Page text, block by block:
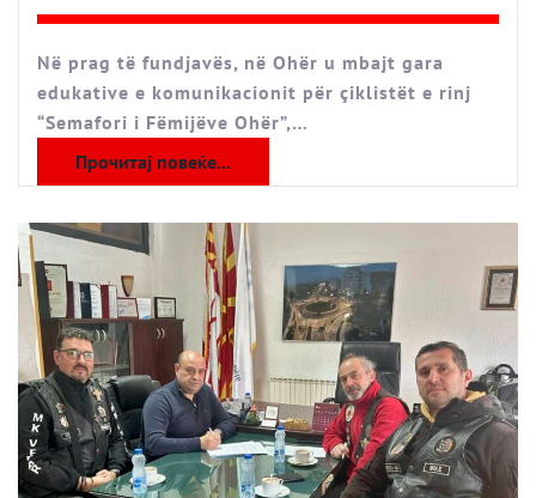
Në prag të fundjavës, në Ohër u mbajt gara
edukative e komunikacionit për çiklistët e rinj
“Semafori i Fëmijëve Ohër”,…
Прочитај повеќе...